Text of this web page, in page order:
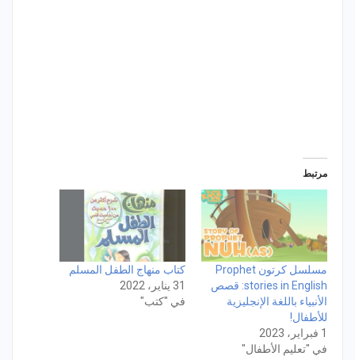
مرتبط
مسلسل كرتون Prophet
stories in English: قصص
الأنبياء باللغة الإنجليزية
للأطفال!
1 فبراير، 2023
في "تعليم الأطفال"
كتاب منهاج الطفل المسلم
31 يناير، 2022
في "كتب"